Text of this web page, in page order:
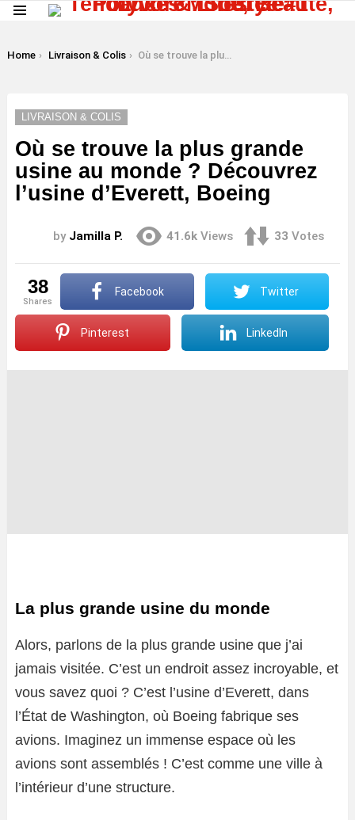
You are here:
Home Livraison & Colis Où se trouve la plus grande usine au monde ? Découvrez l’usine d’Everett, Boeing
LIVRAISON & COLIS
Où se trouve la plus grande
usine au monde ? Découvrez
l’usine d’Everett, Boeing
by Jamilla P. 41.6k Views 33 Votes
38
shares
Facebook Twitter
Pinterest LinkedIn
La plus grande usine du monde
Alors, parlons de la plus grande usine que j’ai
jamais visitée. C’est un endroit assez incroyable, et
vous savez quoi ? C’est l’usine d’Everett, dans
l’État de Washington, où Boeing fabrique ses
avions. Imaginez un immense espace où les
avions sont assemblés ! C’est comme une ville à
l’intérieur d’une structure.